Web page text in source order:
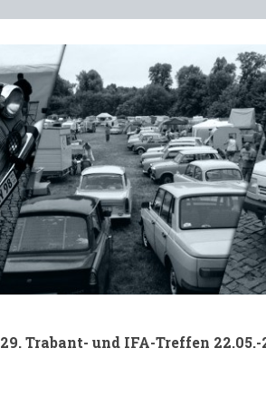
29. Trabant- und IFA-Treffen 22.05.-